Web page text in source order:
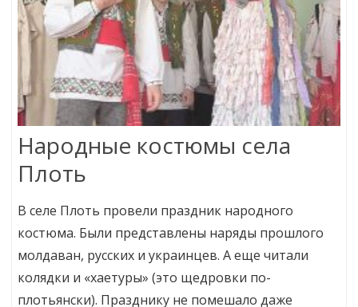
Народные костюмы села
Плоть
В селе Плоть провели праздник народного
костюма. Были представлены наряды прошлого
молдаван, русских и украинцев. А еще читали
колядки и «хаетуры» (это щедровки по-
плотьянски). Празднику не помешало даже